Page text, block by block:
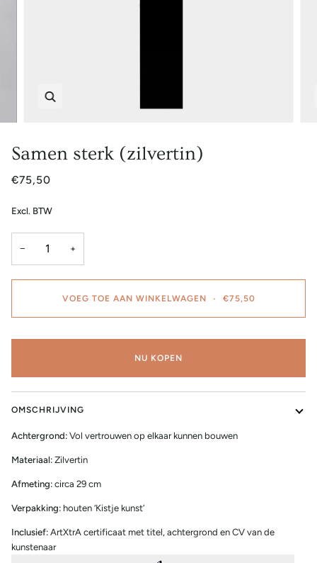
Samen sterk (zilvertin)
€75,50
Excl. BTW
− +
VOEG TOE AAN WINKELWAGEN • €75,50
NU KOPEN
OMSCHRIJVING
Achtergrond: Vol vertrouwen op elkaar kunnen bouwen
Materiaal: Zilvertin
Afmeting: circa 29 cm
Verpakking: houten ‘Kistje kunst’
Inclusief: ArtXtrA certificaat met titel, achtergrond en CV van de
kunstenaar